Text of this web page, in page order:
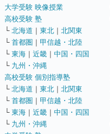
大学受験 映像授業
高校受験 塾
└ 北海道 ｜ 東北 ｜ 北関東
└ 首都圏 ｜ 甲信越・北陸
└ 東海 ｜ 近畿 ｜ 中国・四国
└ 九州・沖縄
高校受験 個別指導塾
└ 北海道 ｜ 東北 ｜ 北関東
└ 首都圏 ｜ 甲信越・北陸
└ 東海 ｜ 近畿 ｜ 中国・四国
└ 九州・沖縄